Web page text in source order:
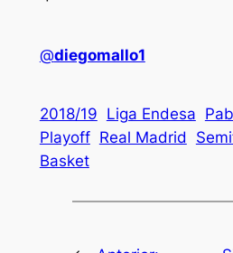
@diegomallo1
2018/19 Liga Endesa
Playoff Real Madrid
Basket